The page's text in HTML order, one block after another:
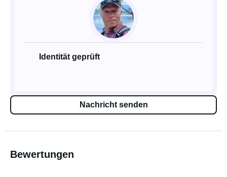
Identität geprüft
Nachricht senden
Bewertungen